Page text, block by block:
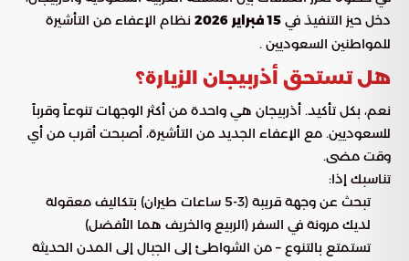
دخل حيز التنفيذ في 15 فبراير 2026
نظام الإعفاء من التأشيرة
للمواطنين السعوديين .
هل تستحق أذربيجان الزيارة؟
نعم، بكل تأكيد. أذربيجان هي واحدة من أكثر الوجهات تنوعاً وقرباً
للسعوديين. مع الإعفاء الجديد من التأشيرة، أصبحت أقرب من أي
وقت مضى.
تناسبك إذا:
تبحث عن وجهة قريبة (3-5 ساعات طيران) بتكاليف معقولة
لديك مرونة في السفر (الربيع والخريف هما الأفضل)
تستمتع بالتنوع – من الشواطئ إلى الجبال إلى المدن الحديثة